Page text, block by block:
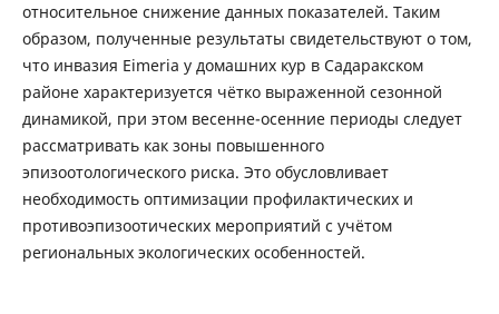
относительное снижение данных показателей. Таким
образом, полученные результаты свидетельствуют о том,
что инвазия Eimeria у домашних кур в Садаракском
районе характеризуется чётко выраженной сезонной
динамикой, при этом весенне-осенние периоды следует
рассматривать как зоны повышенного
эпизоотологического риска. Это обусловливает
необходимость оптимизации профилактических и
противоэпизоотических мероприятий с учётом
региональных экологических особенностей.